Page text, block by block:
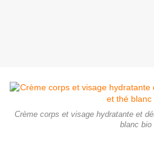
Crème corps et visage hydratante et
blanc bio